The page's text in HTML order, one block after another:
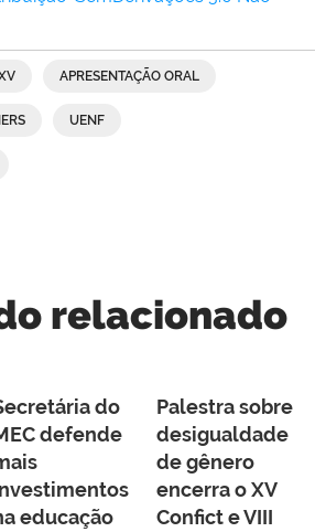
APRESENTAÇÃO ORAL
UENF
relacionado
do
defende
educação
Palestra sobre
desigualdade
de gênero
encerra o XV
Confict e VIII